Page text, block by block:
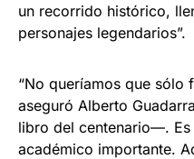
un recorrido histórico,
personajes legendarios”.
“No queríamos que
aseguró Alberto
libro del centenario—.
académico importante.